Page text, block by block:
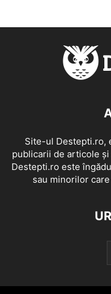
Site-ul Destepti.ro,
publicarii de articole
Destepti.ro este
sau minorilor